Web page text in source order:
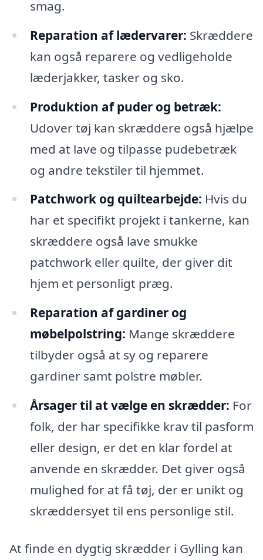
smag.
Reparation af lædervarer: Skræddere
kan også reparere og vedligeholde
læderjakker, tasker og sko.
Produktion af puder og betræk:
Udover tøj kan skræddere også hjælpe
med at lave og tilpasse pudebetræk
og andre tekstiler til hjemmet.
Patchwork og quiltearbejde: Hvis du
har et specifikt projekt i tankerne, kan
skræddere også lave smukke
patchwork eller quilte, der giver dit
hjem et personligt præg.
Reparation af gardiner og
møbelpolstring: Mange skræddere
tilbyder også at sy og reparere
gardiner samt polstre møbler.
Årsager til at vælge en skrædder: For
folk, der har specifikke krav til pasform
eller design, er det en klar fordel at
anvende en skrædder. Det giver også
mulighed for at få tøj, der er unikt og
skræddersyet til ens personlige stil.
At finde en dygtig skrædder i Gylling kan